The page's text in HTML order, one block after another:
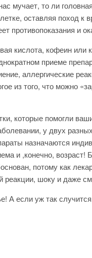
мучает, то ли
оставляя поход
противопоказания и
кислота, кофеин
приеме
аллергические
из того, что можно
которые помогли
у двух
назначаются
и ,конечно,
потому как
реакции, шоку и даже
А если уж так